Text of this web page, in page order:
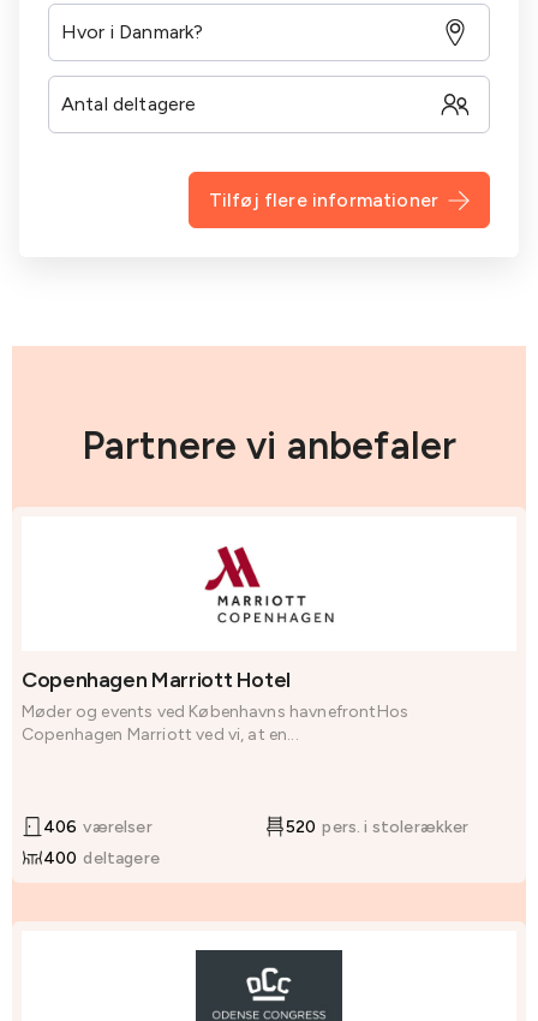
Tilføj flere informationer
Partnere vi anbefaler
Copenhagen Marriott Hotel
Møder og events ved Københavns havnefrontHos
Copenhagen Marriott ved vi, at en...
406 værelser 520 pers. i stolerækker
400 deltagere